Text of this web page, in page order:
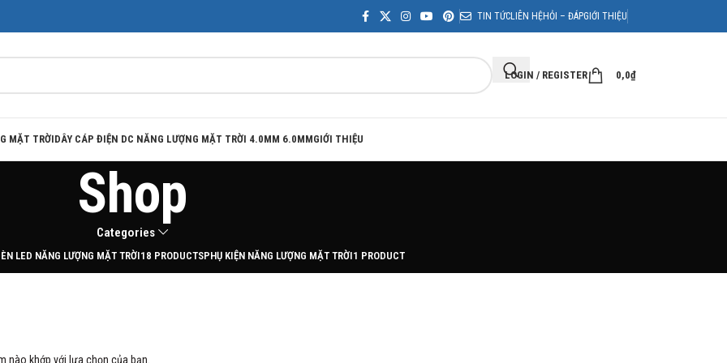
TIN TỨCLIÊN HỆHỎI – ĐÁPGIỚI THIỆU
LOGIN / REGISTER 0,0₫
MẶT TRỜIDÂY CÁP ĐIỆN DC NĂNG LƯỢNG MẶT TRỜI 4.0MM 6.0MMGIỚI THIỆU
Shop
Categories
LED NĂNG LƯỢNG MẶT TRỜI18 PRODUCTSPHỤ KIỆN NĂNG LƯỢNG MẶT TRỜI1 PRODUCT
nào khớp với lựa chọn của bạn.